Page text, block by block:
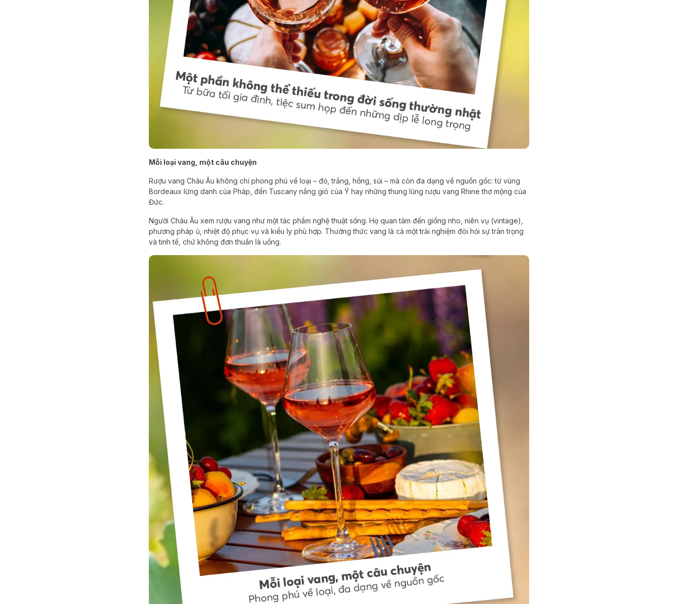
Mỗi loại vang, một câu chuyện
Rượu vang Châu Âu không chỉ phong phú về loại – đỏ, trắng, hồng, sủi – mà còn đa dạng về nguồn gốc: từ vùng
Bordeaux lừng danh của Pháp, đến Tuscany nắng gió của Ý hay những thung lũng rượu vang Rhine thơ mộng của
Đức.
Người Châu Âu xem rượu vang như một tác phẩm nghệ thuật sống. Họ quan tâm đến giống nho, niên vụ (vintage),
phương pháp ủ, nhiệt độ phục vụ và kiểu ly phù hợp. Thưởng thức vang là cả một trải nghiệm đòi hỏi sự trân trọng
và tinh tế, chứ không đơn thuần là uống.